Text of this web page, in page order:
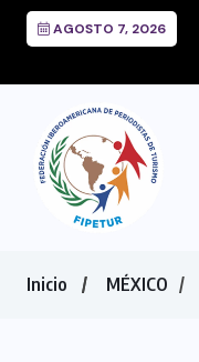
AGOSTO 7, 2026
Inicio MÉXICO